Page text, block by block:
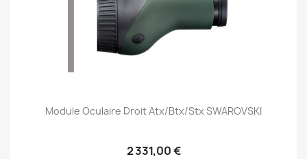
Module Oculaire Droit Atx/btx/stx SWAROVSKI
2 331,00 €